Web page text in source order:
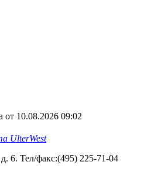
от 10.08.2026 09:02
UlterWest
6. Тел/факс:(495) 225-71-04